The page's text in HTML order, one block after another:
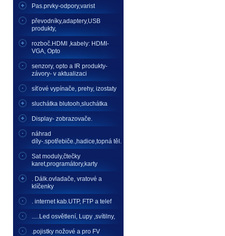
Pas.prvky-odpory,varist
převodníky,adaptery,USB
produkty,
rozboč.HDMI ,kabely: HDMI-
VGA, Opto
senzory, opto a IR produkty-
závory- v aktualizaci
síťové vypínače, prehy, izostaty
sluchátka blutooh,sluchátka
Display- zobrazovače.
náhrad
díly-.spotřebiče.,hadice,topná těl.
Sat moduly,čtečky
karet,programátory,karty
. Dálk.ovladače, vratové a
klíčenky
. internet kab.UTP, FTP a telef
.....Led osvětlení, Lupy ,svítilny,
.pojistky nožové a pro FV